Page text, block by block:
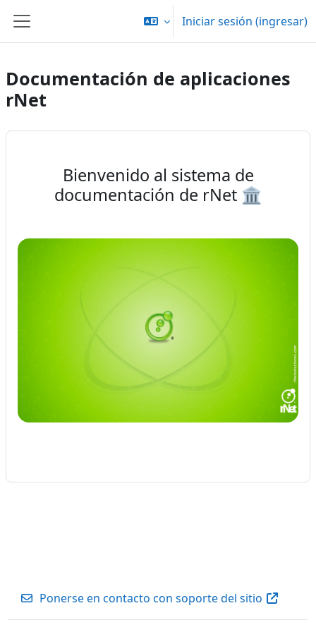
Pánel lateral
Iniciar sesión (ingresar)
Documentación de aplicaciones
rNet
Bienvenido al sistema de
documentación de rNet 🏛️
Ponerse en contacto con soporte del sitio